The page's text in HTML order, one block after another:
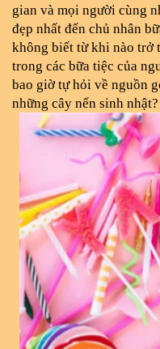
gian và mọi người cùng
đẹp nhất đến chủ nhân
không biết từ khi nào trở
trong các bữa tiệc của
bao giờ tự hỏi về nguồn
những cây nến sinh nhật?